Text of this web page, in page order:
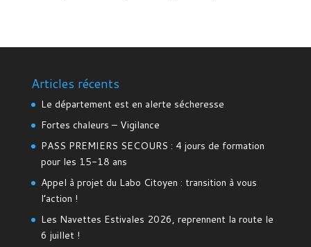
Articles récents
Le département est en alerte sécheresse
Fortes chaleurs – Vigilance
PASS PREMIERS SECOURS : 4 jours de formation
pour les 15-18 ans
Appel à projet du Labo Citoyen : transition à vous
l’action !
Les Navettes Estivales 2026, reprennent la route le
6 juillet !